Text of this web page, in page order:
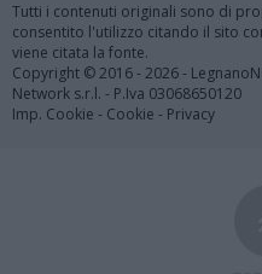
Tutti i contenuti originali sono di
consentito l'utilizzo citando il sito
viene citata la fonte.
Copyright © 2016 - 2026 -
Network s.r.l. - P.Iva 03068650120
Imp. Cookie - Cookie - Privacy